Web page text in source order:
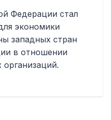
Федерации стал
экономики
западных стран
в отношении
организаций.